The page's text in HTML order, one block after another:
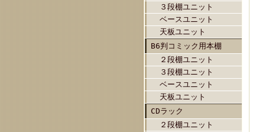
３段棚ユニット
ベースユニット
天板ユニット
B6判コミック用本棚
２段棚ユニット
３段棚ユニット
ベースユニット
天板ユニット
CDラック
２段棚ユニット